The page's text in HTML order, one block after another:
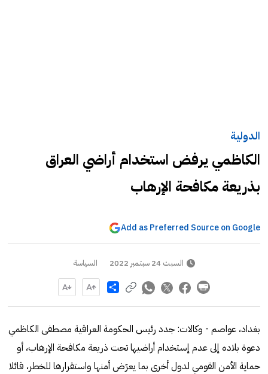
الدولية
الكاظمي يرفض استخدام أراضي العراق
بذريعة مكافحة الإرهاب
Add as Preferred Source on Google
السبت 24 سبتمبر 2022 السياسة
Share
بغداد، عواصم - وكالات: جدد رئيس الحكومة العراقية مصطفى الكاظمي
دعوة بلاده إلى عدم إستخدام أراضيها تحت ذريعة مكافحة الإرهاب، أو
حماية الأمن القومي لدول أخرى بما يعرّض أمنها واستقرارها للخطر، قائلا